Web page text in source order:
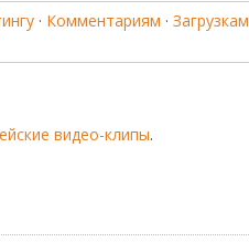
· Комментариям · Загрузкам
видео-клипы.